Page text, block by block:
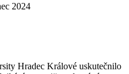
2024
Hradec Králové uskutečnilo